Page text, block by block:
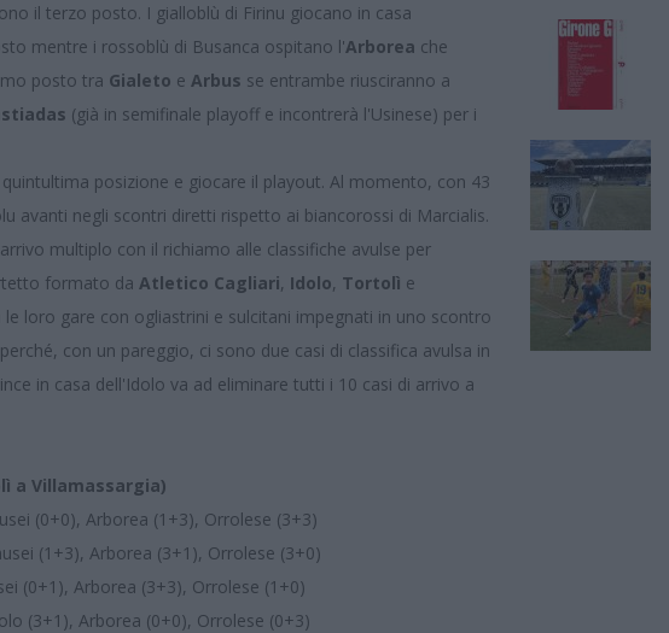
il terzo posto. I gialloblù di Firinu giocano in casa
mentre i rossoblù di Busanca ospitano l'Arborea che
posto tra Gialeto e Arbus se entrambe riusciranno a
(già in semifinale playoff e incontrerà l'Usinese) per i
posizione e giocare il playout. Al momento, con 43
avanti negli scontri diretti rispetto ai biancorossi di Marcialis.
multiplo con il richiamo alle classifiche avulse per
formato da Atletico Cagliari, Idolo, Tortolì e
loro gare con ogliastrini e sulcitani impegnati in uno scontro
con un pareggio, ci sono due casi di classifica avulsa in
in casa dell'Idolo va ad eliminare tutti i 10 casi di arrivo a
a Villamassargia)
(0+0), Arborea (1+3), Orrolese (3+3)
(1+3), Arborea (3+1), Orrolese (3+0)
(0+1), Arborea (3+3), Orrolese (1+0)
(3+1), Arborea (0+0), Orrolese (0+3)